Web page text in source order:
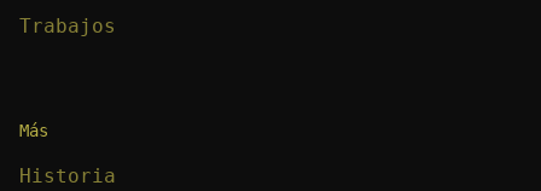
Trabajos
Más
Historia